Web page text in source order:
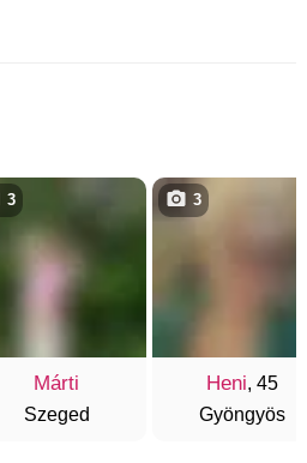
Márti
Szeged
3
Heni, 45
Gyöngyös
3